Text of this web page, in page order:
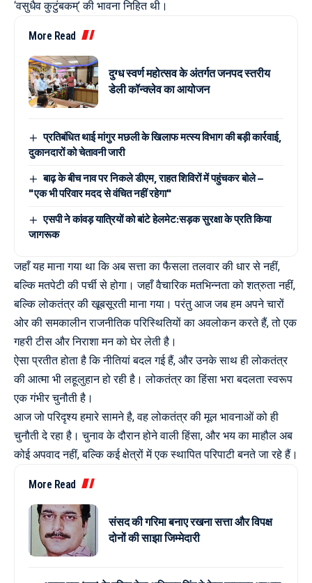
‘वसुधैव कुटुंबकम्’ की भावना निहित थी।
More Read
दुग्ध स्वर्ण महोत्सव के अंतर्गत जनपद स्तरीय
डेली कॉन्क्लेव का आयोजन
प्रतिबंधित थाई मांगुर मछली के खिलाफ मत्स्य विभाग की बड़ी कार्रवाई,
दुकानदारों को चेतावनी जारी
बाढ़ के बीच नाव पर निकले डीएम, राहत शिविरों में पहुंचकर बोले –
"एक भी परिवार मदद से वंचित नहीं रहेगा"
एसपी ने कांवड़ यात्रियों को बांटे हेलमेट:सड़क सुरक्षा के प्रति किया
जागरूक
जहाँ यह माना गया था कि अब सत्ता का फैसला तलवार की धार से नहीं,
बल्कि मतपेटी की पर्ची से होगा। जहाँ वैचारिक मतभिन्नता को शत्रुता नहीं,
बल्कि लोकतंत्र की खूबसूरती माना गया। परंतु आज जब हम अपने चारों
ओर की समकालीन राजनीतिक परिस्थितियों का अवलोकन करते हैं, तो एक
गहरी टीस और निराशा मन को घेर लेती है।
ऐसा प्रतीत होता है कि नीतियां बदल गई हैं, और उनके साथ ही लोकतंत्र
की आत्मा भी लहूलुहान हो रही है। लोकतंत्र का हिंसा भरा बदलता स्वरूप
एक गंभीर चुनौती है।
आज जो परिदृश्य हमारे सामने है, वह लोकतंत्र की मूल भावनाओं को ही
चुनौती दे रहा है। चुनाव के दौरान होने वाली हिंसा, और भय का माहौल अब
कोई अपवाद नहीं, बल्कि कई क्षेत्रों में एक स्थापित परिपाटी बनते जा रहे हैं।
More Read
संसद की गरिमा बनाए रखना सत्ता और विपक्ष
दोनों की साझा जिम्मेदारी